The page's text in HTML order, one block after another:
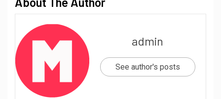
admin
See author's posts